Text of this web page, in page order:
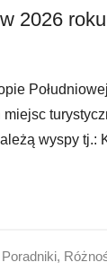
2026 roku
wyspy tj.:
Poradniki,